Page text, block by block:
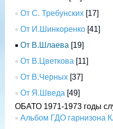
От С. Требунских [17]
От И.Шинкоренко [41]
От В.Шлаева [19]
От В.Цветкова [11]
От В.Черных [37]
От Я.Шведа [49]
ОБАТО 1971-1973 годы
Альбом ГДО гарнизона